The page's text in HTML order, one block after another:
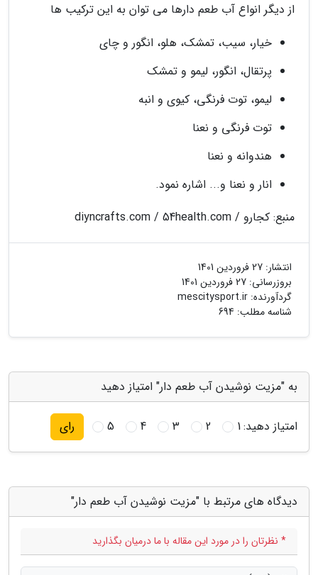
از دیگر انواع آب طعم دارها می توان به این ترکیب ها
خیار، سیب، تمشک، هلو، انگور و چای
پرتقال، انگور، لیمو و تمشک
لیمو، توت فرنگی، کیوی و انبه
توت فرنگی و نعنا
هندوانه و نعنا
انار و نعنا و... اشاره نمود.
منبع: کجارو / diyncrafts.com / 54health.com
انتشار: 27 فروردین 1401
بروزرسانی: 27 فروردین 1401
گردآورنده: mescitysport.ir
شناسه مطلب: 694
به "مزیت نوشیدن آب طعم دار" امتیاز دهید
امتیاز دهید:1
2
3
4
5 رای
دیدگاه های مرتبط با "مزیت نوشیدن آب طعم دار"
* نظرتان را در مورد این مقاله با ما درمیان بگذارید